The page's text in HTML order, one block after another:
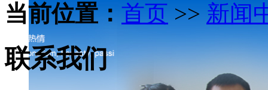
当前位置：首页 >> 新闻
联系我们